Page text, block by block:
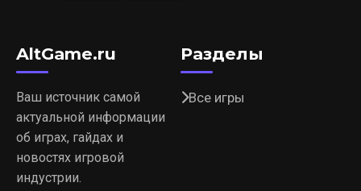
AltGame.ru
Ваш источник самой
актуальной информации
об играх, гайдах и
новостях игровой
индустрии.
Разделы
Все игры